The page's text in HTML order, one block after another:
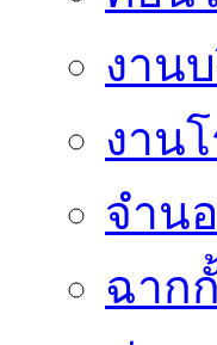
งาน
งาน
จำน
ฉาก